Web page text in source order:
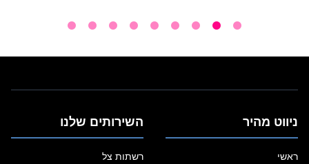
ניווט מהיר
ראשי
השירותים שלנו
רשתות צל